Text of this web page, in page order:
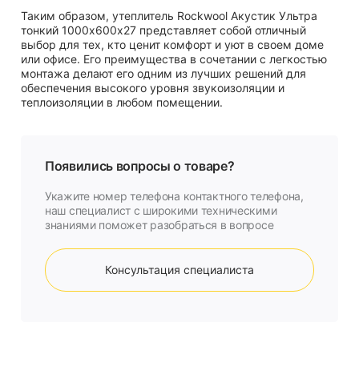
Таким образом, утеплитель Rockwool Акустик Ультра
тонкий 1000х600х27 представляет собой отличный
выбор для тех, кто ценит комфорт и уют в своем доме
или офисе. Его преимущества в сочетании с легкостью
монтажа делают его одним из лучших решений для
обеспечения высокого уровня звукоизоляции и
теплоизоляции в любом помещении.
Появились вопросы о товаре?
Укажите номер телефона контактного телефона,
наш специалист с широкими техническими
знаниями поможет разобраться в вопросе
Консультация специалиста